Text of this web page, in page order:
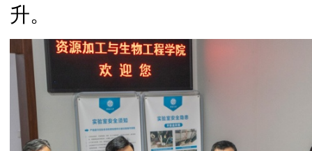
升。